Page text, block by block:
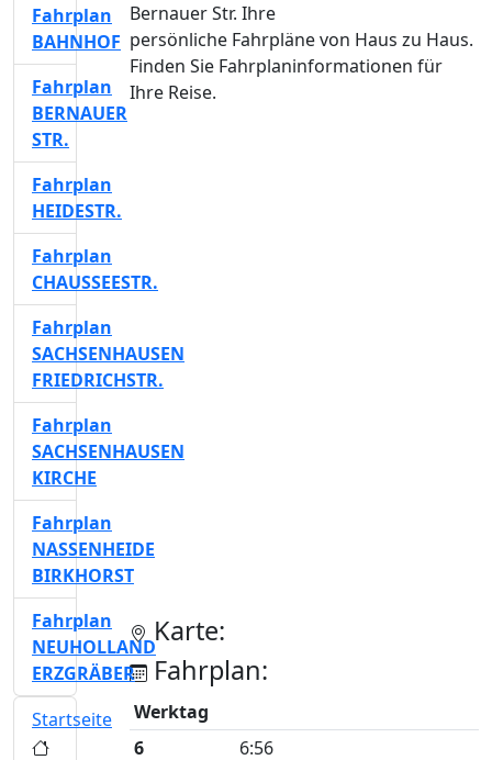
Bernauer Str. Ihre
persönliche Fahrpläne von Haus zu Haus.
Finden Sie Fahrplaninformationen für
Ihre Reise.
Karte:
Fahrplan:
Werktag
6
6:56
Fahrplan
BAHNHOF
Fahrplan
BERNAUER
STR.
Fahrplan
HEIDESTR.
Fahrplan
CHAUSSEESTR.
Fahrplan
SACHSENHAUSEN
FRIEDRICHSTR.
Fahrplan
SACHSENHAUSEN
KIRCHE
Fahrplan
NASSENHEIDE
BIRKHORST
Fahrplan
NEUHOLLAND
ERZGRÄBER
Startseite